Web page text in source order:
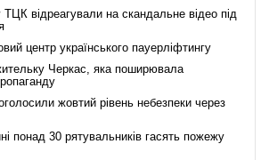
відреагували на скандальне відео під
центр українського пауерліфтингу
Черкас, яка поширювала
жовтий рівень небезпеки через
понад 30 рятувальників гасять пожежу